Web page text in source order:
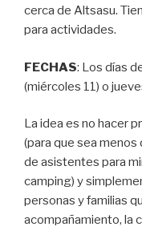
cerca de Altsasu.
para actividades.
FECHAS: Los días
(miércoles 11) o
La idea es no hacer
(para que sea
de asistentes para
camping) y
personas y familias
acompañamiento, la